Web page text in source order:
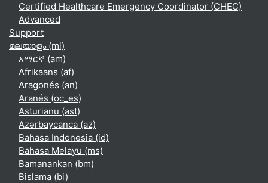
Certified Healthcare Emergency Coordinator (CHEC)
Advanced
Support
മലയാളം ‎(ml)‎
አማርኛ ‎(am)‎
Afrikaans ‎(af)‎
Aragonés ‎(an)‎
Aranés ‎(oc_es)‎
Asturianu ‎(ast)‎
Azərbaycanca ‎(az)‎
Bahasa Indonesia ‎(id)‎
Bahasa Melayu ‎(ms)‎
Bamanankan ‎(bm)‎
Bislama ‎(bi)‎